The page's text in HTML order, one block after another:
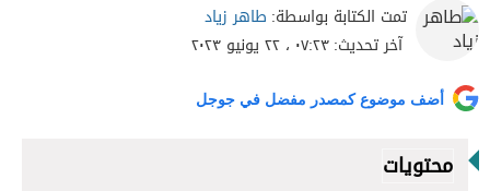
تمت الكتابة بواسطة: طاهر زياد
آخر تحديث:٠٧:٢٣ ، ٢٢ يونيو ٢٠٢٣
أضف موضوع كمصدر مفضل في جوجل
محتويات